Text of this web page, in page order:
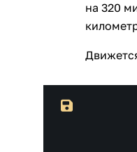
на 320